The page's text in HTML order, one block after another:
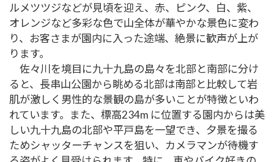
ルメツツジなどが見頃を迎え、赤、ピンク、白、紫、
オレンジなど多彩な色で山全体が華やかな景色に変わ
り、お客さまが園内に入った途端、絶景に歓声が上が
ります。
佐々川を境目に九十九島の島々を北部と南部に分け
ると、長串山公園から眺める北部は南部と比較して岩
肌が激しく男性的な景観の島が多いことが特徴といわ
れています。また、標高234m に位置する園内からは美
しい九十九島の北部や平戸島を一望でき、夕景を撮る
ためシャッターチャンスを狙い、カメラマンが待機す